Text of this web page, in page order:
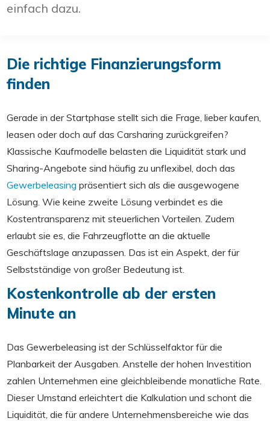
einfach dazu.
Die richtige Finanzierungsform
finden
Gerade in der Startphase stellt sich die Frage, lieber kaufen,
leasen oder doch auf das Carsharing zurückgreifen?
Klassische Kaufmodelle belasten die Liquidität stark und
Sharing-Angebote sind häufig zu unflexibel, doch das
Gewerbeleasing präsentiert sich als die ausgewogene
Lösung. Wie keine zweite Lösung verbindet es die
Kostentransparenz mit steuerlichen Vorteilen. Zudem
erlaubt sie es, die Fahrzeugflotte an die aktuelle
Geschäftslage anzupassen. Das ist ein Aspekt, der für
Selbstständige von großer Bedeutung ist.
Kostenkontrolle ab der ersten
Minute an
Das Gewerbeleasing ist der Schlüsselfaktor für die
Planbarkeit der Ausgaben. Anstelle der hohen Investition
zahlen Unternehmen eine gleichbleibende monatliche Rate.
Dieser Umstand erleichtert die Kalkulation und schont die
Liquidität, die für andere Unternehmensbereiche wie das